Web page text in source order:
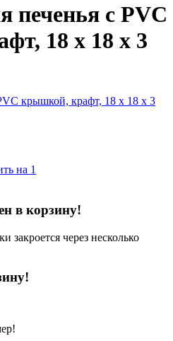
печенья с PVC
18 х 18 х 3
в корзину!
закроется через несколько